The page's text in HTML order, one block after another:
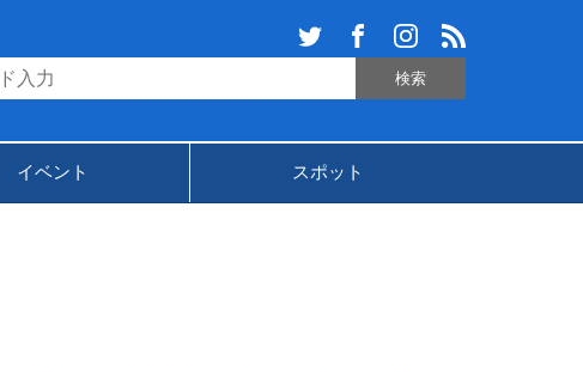
イベント スポット